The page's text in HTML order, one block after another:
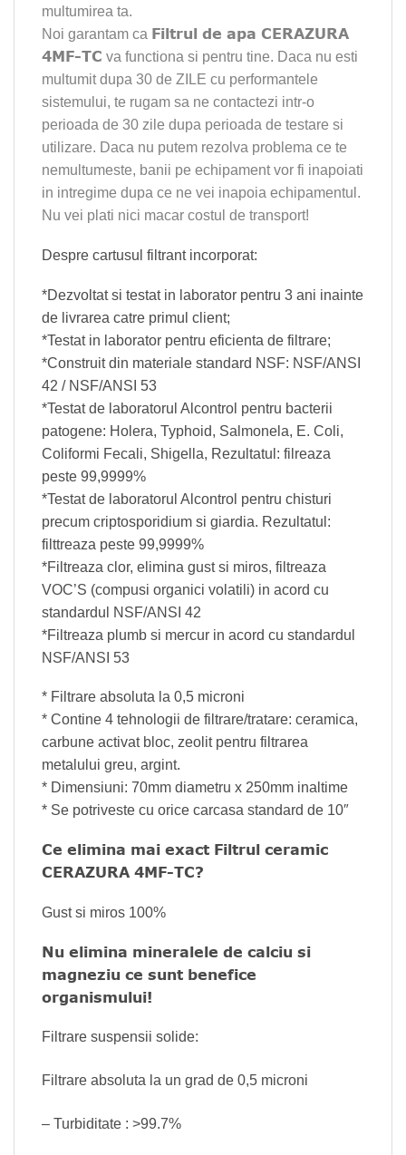
multumirea ta.
Noi garantam ca Filtrul de apa CERAZURA
4MF-TC va functiona si pentru tine. Daca nu esti
multumit dupa 30 de ZILE cu performantele
sistemului, te rugam sa ne contactezi intr-o
perioada de 30 zile dupa perioada de testare si
utilizare. Daca nu putem rezolva problema ce te
nemultumeste, banii pe echipament vor fi inapoiati
in intregime dupa ce ne vei inapoia echipamentul.
Nu vei plati nici macar costul de transport!
Despre cartusul filtrant incorporat:
*Dezvoltat si testat in laborator pentru 3 ani inainte
de livrarea catre primul client;
*Testat in laborator pentru eficienta de filtrare;
*Construit din materiale standard NSF: NSF/ANSI
42 / NSF/ANSI 53
*Testat de laboratorul Alcontrol pentru bacterii
patogene: Holera, Typhoid, Salmonela, E. Coli,
Coliformi Fecali, Shigella, Rezultatul: filreaza
peste 99,9999%
*Testat de laboratorul Alcontrol pentru chisturi
precum criptosporidium si giardia. Rezultatul:
filttreaza peste 99,9999%
*Filtreaza clor, elimina gust si miros, filtreaza
VOC’S (compusi organici volatili) in acord cu
standardul NSF/ANSI 42
*Filtreaza plumb si mercur in acord cu standardul
NSF/ANSI 53
* Filtrare absoluta la 0,5 microni
* Contine 4 tehnologii de filtrare/tratare: ceramica,
carbune activat bloc, zeolit pentru filtrarea
metalului greu, argint.
* Dimensiuni: 70mm diametru x 250mm inaltime
* Se potriveste cu orice carcasa standard de 10″
Ce elimina mai exact Filtrul ceramic
CERAZURA 4MF-TC?
Gust si miros 100%
Nu elimina mineralele de calciu si
magneziu ce sunt benefice
organismului!
Filtrare suspensii solide:
Filtrare absoluta la un grad de 0,5 microni
– Turbiditate : >99.7%